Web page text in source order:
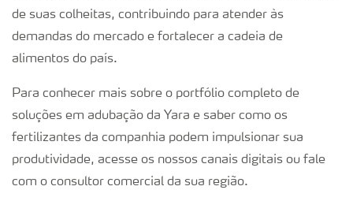
de suas colheitas, contribuindo para atender às
demandas do mercado e fortalecer a cadeia de
alimentos do país.
Para conhecer mais sobre o portfólio completo de
soluções em adubação da Yara e saber como os
fertilizantes da companhia podem impulsionar sua
produtividade, acesse os nossos canais digitais ou fale
com o consultor comercial da sua região.